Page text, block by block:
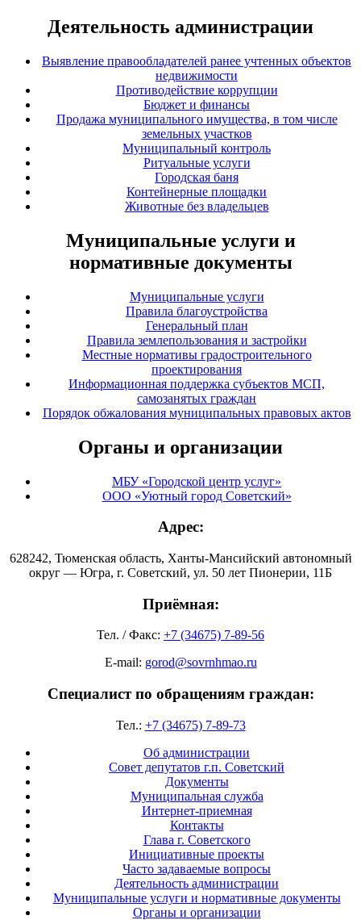
Деятельность администрации
Выявление правообладателей ранее учтенных объектов
недвижимости
Противодействие коррупции
Бюджет и финансы
Продажа муниципального имущества, в том числе
земельных участков
Муниципальный контроль
Ритуальные услуги
Городская баня
Контейнерные площадки
Животные без владельцев
Муниципальные услуги и
нормативные документы
Муниципальные услуги
Правила благоустройства
Генеральный план
Правила землепользования и застройки
Местные нормативы градостроительного
проектирования
Информационная поддержка субъектов МСП,
самозанятых граждан
Порядок обжалования муниципальных правовых актов
Органы и организации
МБУ «Городской центр услуг»
ООО «Уютный город Советский»
Адрес:
628242, Тюменская область, Ханты-Мансийский автономный
округ — Югра, г. Советский, ул. 50 лет Пионерии, 11Б
Приёмная:
Тел. / Факс: +7 (34675) 7-89-56
E-mail: gorod@sovrnhmao.ru
Специалист по обращениям граждан:
Тел.: +7 (34675) 7-89-73
Об администрации
Совет депутатов г.п. Советский
Документы
Муниципальная служба
Интернет-приемная
Контакты
Глава г. Советского
Инициативные проекты
Часто задаваемые вопросы
Деятельность администрации
Муниципальные услуги и нормативные документы
Органы и организации